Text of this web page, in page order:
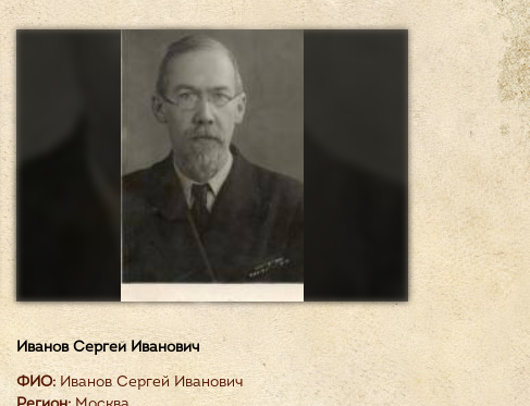
Иванов Сергей Иванович
ФИО:Иванов Сергей Иванович